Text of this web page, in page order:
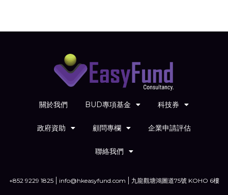
關於我們 BUD專項基金 科技券
政府資助 顧問專欄 企業申請評估
聯絡我們
+852 9229 1825 info@hkeasyfund.com 九龍觀塘鴻圖道75號 KOHO 6樓